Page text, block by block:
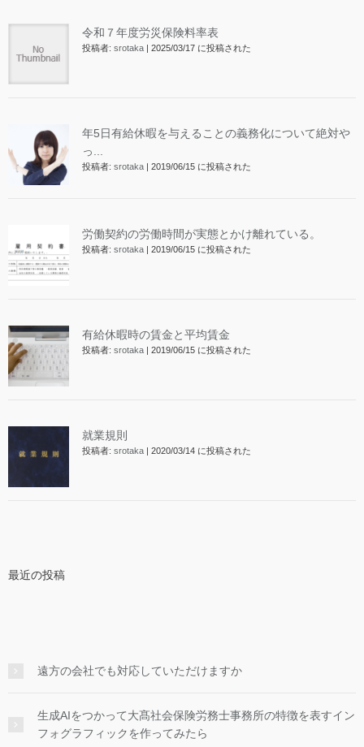
令和７年度労災保険料率表
投稿者: srotaka | 2025/03/17 に投稿された
年5日有給休暇を与えることの義務化について絶対や
っ...
投稿者: srotaka | 2019/06/15 に投稿された
労働契約の労働時間が実態とかけ離れている。
投稿者: srotaka | 2019/06/15 に投稿された
有給休暇時の賃金と平均賃金
投稿者: srotaka | 2019/06/15 に投稿された
就業規則
投稿者: srotaka | 2020/03/14 に投稿された
最近の投稿
遠方の会社でも対応していただけますか
生成AIをつかって大髙社会保険労務士事務所の特徴を表すイン
フォグラフィックを作ってみたら